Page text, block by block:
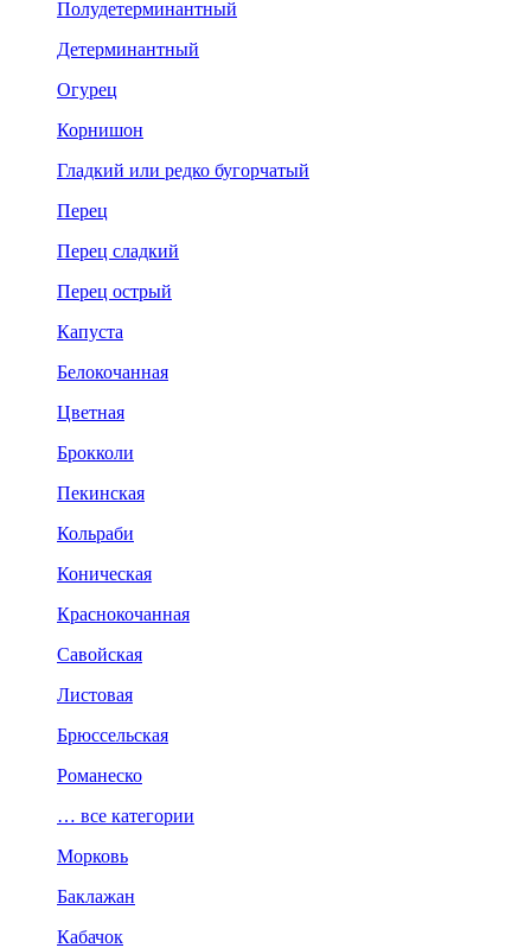
Полудетерминантный
Детерминантный
Огурец
Корнишон
Гладкий или редко бугорчатый
Перец
Перец сладкий
Перец острый
Капуста
Белокочанная
Цветная
Брокколи
Пекинская
Кольраби
Коническая
Краснокочанная
Савойская
Листовая
Брюссельская
Романеско
… все категории
Морковь
Баклажан
Кабачок